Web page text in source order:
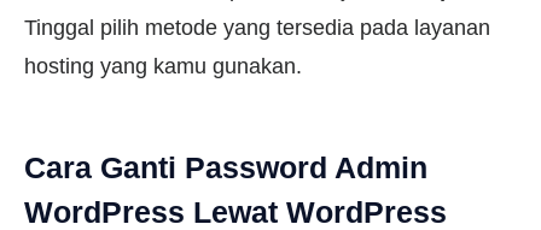
Tinggal pilih metode yang tersedia pada layanan
hosting yang kamu gunakan.
Cara Ganti Password Admin
WordPress Lewat WordPress